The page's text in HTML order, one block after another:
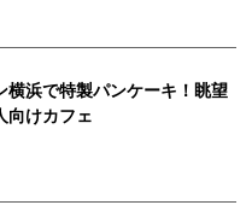
横浜で特製パンケーキ！眺望
向けカフェ